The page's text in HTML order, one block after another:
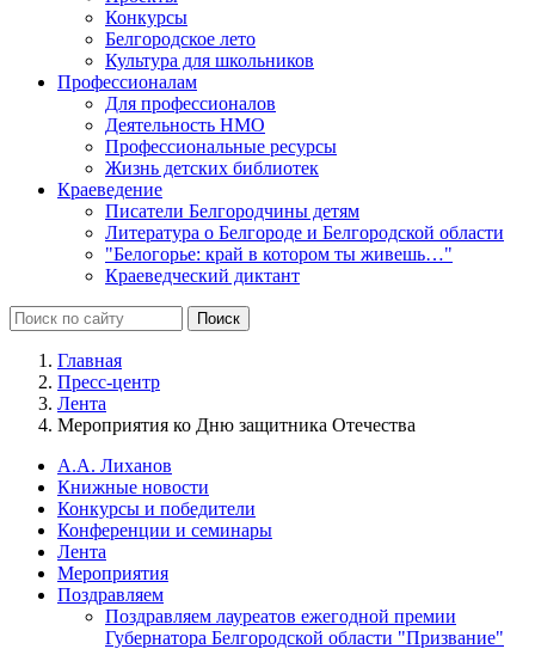
Конкурсы
Белгородское лето
Культура для школьников
Профессионалам
Для профессионалов
Деятельность НМО
Профессиональные ресурсы
Жизнь детских библиотек
Краеведение
Писатели Белгородчины детям
Литература о Белгороде и Белгородской области
"Белогорье: край в котором ты живешь…"
Краеведческий диктант
Главная
Пресс-центр
Лента
Мероприятия ко Дню защитника Отечества
А.А. Лиханов
Книжные новости
Конкурсы и победители
Конференции и семинары
Лента
Мероприятия
Поздравляем
Поздравляем лауреатов ежегодной премии
Губернатора Белгородской области "Призвание"